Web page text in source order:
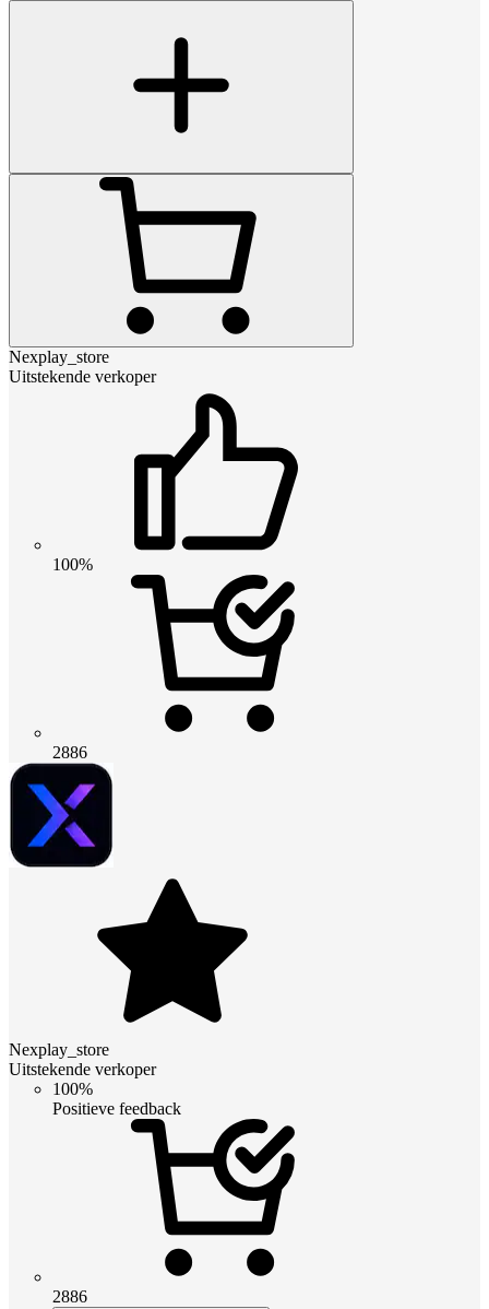
Nexplay_store
Uitstekende verkoper
100%
2886
Nexplay_store
Uitstekende verkoper
100%
Positieve feedback
2886